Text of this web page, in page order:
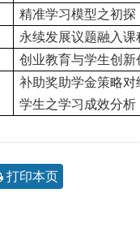
精准学习模型之初探
永续发展议题融入课
创业教育与学生创
补助奖助学金策略对
学生之学习成效分析
打印本页